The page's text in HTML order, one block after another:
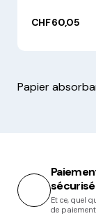
CHF 60,05
Papier
sécurisé
Et ce, quel
de paiement